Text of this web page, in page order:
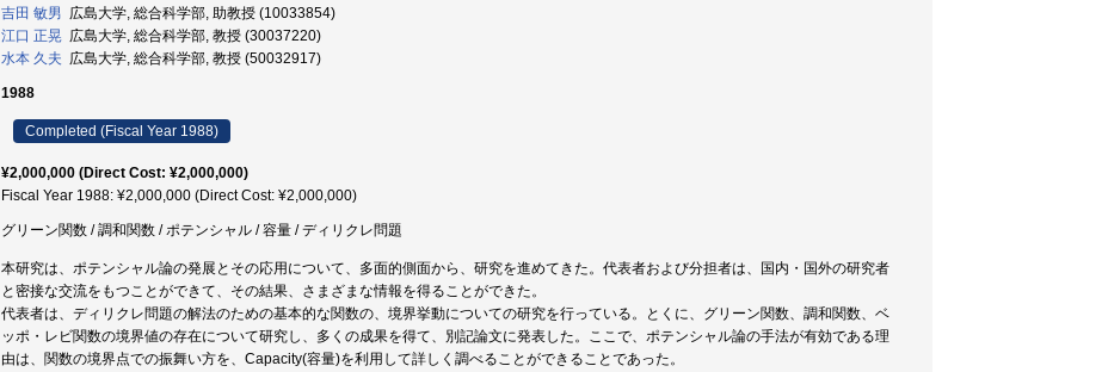
吉田 敏男 広島大学, 総合科学部, 助教授 (10033854)
江口 正晃 広島大学, 総合科学部, 教授 (30037220)
水本 久夫 広島大学, 総合科学部, 教授 (50032917)
1988
Completed (Fiscal Year 1988)
¥2,000,000 (Direct Cost: ¥2,000,000)
Fiscal Year 1988: ¥2,000,000 (Direct Cost: ¥2,000,000)
グリーン関数 / 調和関数 / ポテンシャル / 容量 / ディリクレ問題
本研究は、ポテンシャル論の発展とその応用について、多面的側面から、研究を進めてきた。代表者および分担者は、国内・国外の研究者
と密接な交流をもつことができて、その結果、さまざまな情報を得ることができた。
代表者は、ディリクレ問題の解法のための基本的な関数の、境界挙動についての研究を行っている。とくに、グリーン関数、調和関数、ベ
ッポ・レビ関数の境界値の存在について研究し、多くの成果を得て、別記論文に発表した。ここで、ポテンシャル論の手法が有効である理
由は、関数の境界点での振舞い方を、Capacity(容量)を利用して詳しく調べることができることであった。